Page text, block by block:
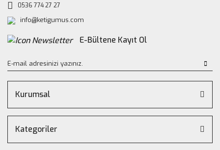
0536 774 27 27
info@ketigumus.com
E-Bültene Kayıt Ol
Kurumsal
Kategoriler